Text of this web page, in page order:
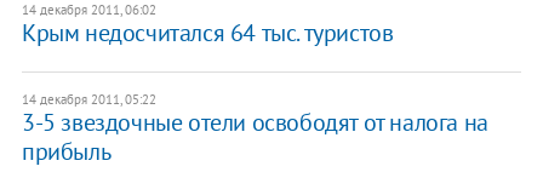
14 декабря 2011, 06:02
Крым недосчитался 64 тыс. туристов
14 декабря 2011, 05:22
3-5 звездочные отели освободят от налога на
прибыль